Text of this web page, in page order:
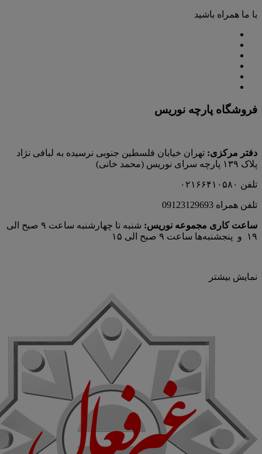
با ما همراه باشید
فروشگاه پارچه نوریس
دفتر مرکزی: تهران خیابان فلسطین جنوبی نرسیده به لبافی نژاد
پلاک ۱۳۹ پارچه‌ سرای نوريس (محمد خانی)
تلفن ۰۲۱۶۶۴۱۰۵۸۰
تلفن همراه 09123129693
ساعت کاری مجموعه نوریس:
شنبه تا چهارشنبه ساعت ۹ صبح الی
۱۹ و پنجشنبه‌ها ساعت ۹ صبح الی ۱۵
نمایش بیشتر